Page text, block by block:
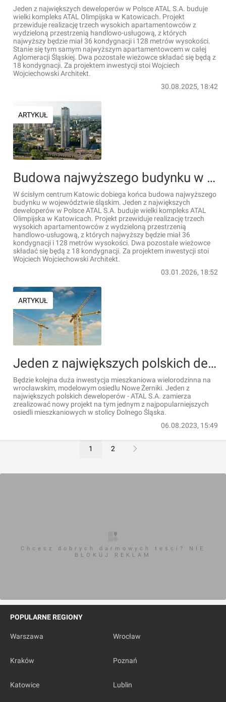
Jeden z największych deweloperów w Polsce ATAL S.A. buduje
wielki kompleks ATAL Olimpijska w Katowicach. Projekt
przewiduje realizację trzech wysokich apartamentowców z
wydzieloną przestrzenią handlowo-usługową, z których
najwyższy będzie miał 36 kondygnacji i 128 metrów wysokości.
Stanie się tym samym najwyższym apartamentowcem w całej
Aglomeracji Śląskiej. Dwa pozostałe wieżowce składać się będą z
18 kondygnacji. Za projektem inwestycji stoi Wojciech
Wojciechowski Architekt.
30.08.2025, 18:42
ARTYKUŁ
Budowa najwyższego budynku w Katowicach, 128-metrowego ATAL Olimpijska na finiszu [ZDJĘCIA]
W ścisłym centrum Katowic dobiega końca budowa najwyższego
budynku w województwie śląskim. Jeden z największych
deweloperów w Polsce ATAL S.A. buduje wielki kompleks ATAL
Olimpijska w Katowicach. Projekt przewiduje realizację trzech
wysokich apartamentowców z wydzieloną przestrzenią
handlowo-usługową, z których najwyższy będzie miał 36
kondygnacji i 128 metrów wysokości. Dwa pozostałe wieżowce
składać się będą z 18 kondygnacji. Za projektem inwestycji stoi
Wojciech Wojciechowski Architekt.
03.01.2026, 18:52
ARTYKUŁ
Jeden z największych polskich deweloperów zrealizuje nowe, duże osiedle mieszkaniowe na Nowych Żernikach
Będzie kolejna duża inwestycja mieszkaniowa wielorodzinna na
wrocławskim, modelowym osiedlu Nowe Żerniki. Jeden z
największych polskich deweloperów - ATAL S.A. zamierza
zrealizować nowy projekt na tym jednym z najpopularniejszych
osiedli mieszkaniowych w stolicy Dolnego Śląska.
06.08.2023, 15:49
1 2
Chcesz dobrych darmowych teści? NIE
BLOKUJ REKLAM
POPULARNE REGIONY
Warszawa Wrocław
Kraków Poznań
Katowice Lublin